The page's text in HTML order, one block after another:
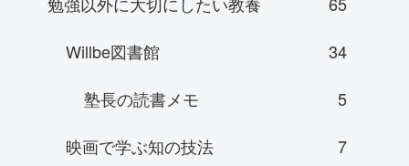
Willbe図書館
34
塾長の読書メモ
5
映画で学ぶ知の技法
7